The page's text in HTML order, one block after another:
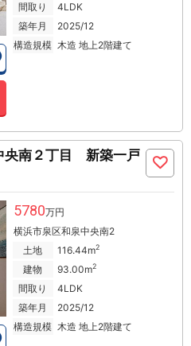
間取り
4LDK
築年月
2025/12
構造規模 木造 地上2階建て
央南２丁目 新築一戸
5780万円
横浜市泉区和泉中央南2
土地
116.44m2
建物 93.00m2
間取り
4LDK
築年月
2025/12
構造規模 木造 地上2階建て